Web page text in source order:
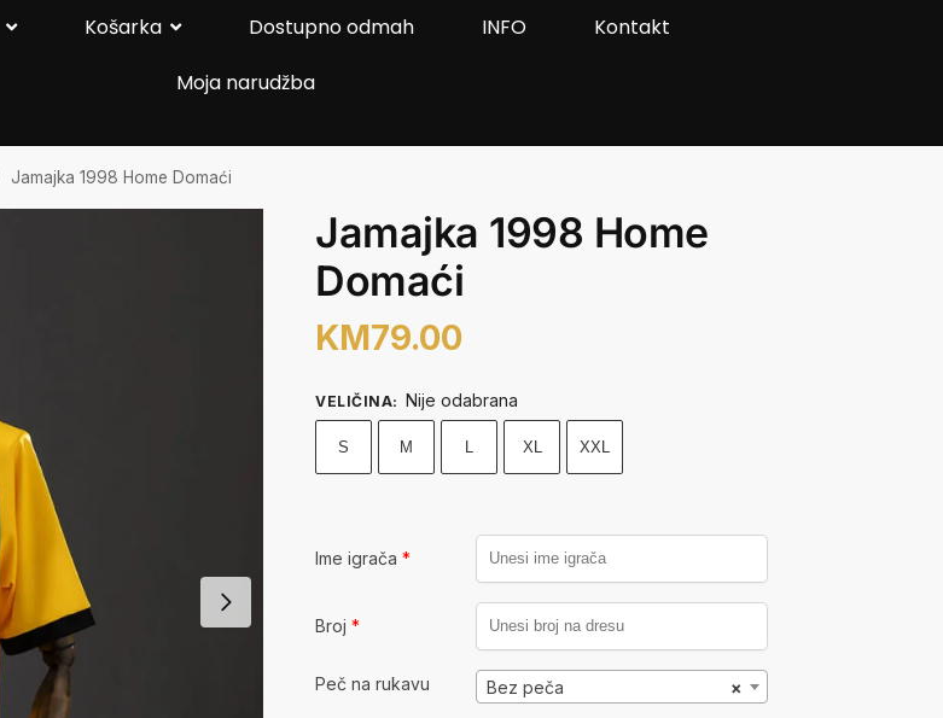
Košarka Dostupno odmah INFO
Kontakt
Moja narudžba
Jamajka 1998 Home Domaći
Jamajka 1998 Home
Domaći
KM79.00
VELIČINA: Nije odabrana
S M L XL XXL
Ime igrača*
Broj*
Peč na rukavu ×
Bez peča